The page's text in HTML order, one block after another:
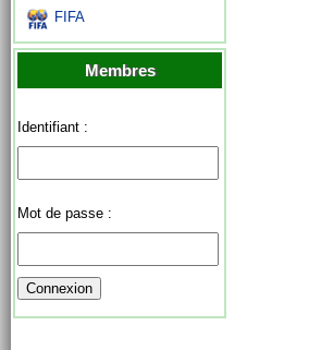
FIFA
Membres
Identifiant :
Mot de passe :